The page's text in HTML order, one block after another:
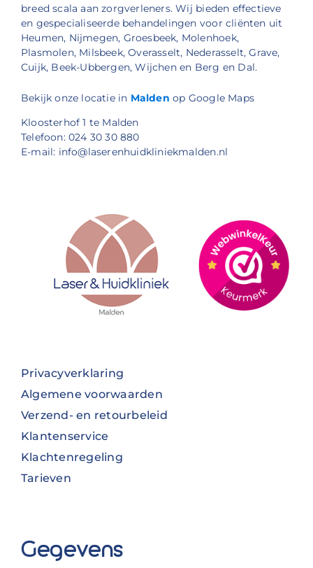
breed scala aan zorgverleners. Wij bieden effectieve
en gespecialiseerde behandelingen voor cliënten uit
Heumen, Nijmegen, Groesbeek, Molenhoek,
Plasmolen, Milsbeek, Overasselt, Nederasselt, Grave,
Cuijk, Beek-Ubbergen, Wijchen en Berg en Dal.
Bekijk onze locatie in Malden op Google Maps
Kloosterhof 1 te Malden
Telefoon: 024 30 30 880
E-mail: info@laserenhuidkliniekmalden.nl
Privacyverklaring
Algemene voorwaarden
Verzend- en retourbeleid
Klantenservice
Klachtenregeling
Tarieven
Gegevens